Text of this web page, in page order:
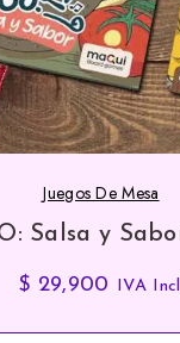
Juegos De Mesa
Salsa y
$ 29,900 IVA